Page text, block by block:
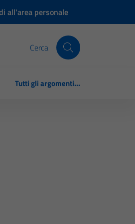
all'area personale
Cerca
Tutti gli argomenti...